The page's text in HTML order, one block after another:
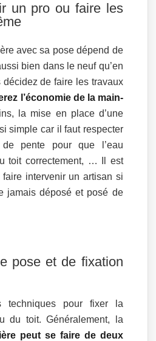
un pro ou faire les
avec sa pose dépend de
bien dans le neuf qu’en
de faire les travaux
l’économie de la main-
la mise en place d’une
simple car il faut respecter
pente pour que l’eau
toit correctement, … Il est
intervenir un artisan si
jamais déposé et posé de
pose et de fixation
techniques pour fixer la
du toit. Généralement, la
peut se faire de deux